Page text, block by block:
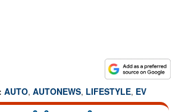
AUTO, AUTONEWS, LIFESTYLE, EV